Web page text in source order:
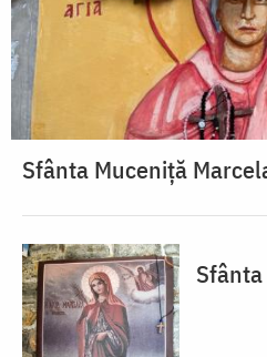
Sfânta Muceniță